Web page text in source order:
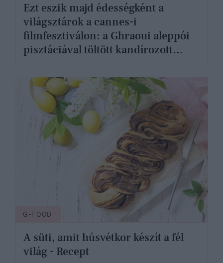
Ezt eszik majd édességként a
világsztárok a cannes-i
filmfesztiválon: a Ghraoui aleppói
pisztáciával töltött kandírozott
G-FOOD
A süti, amit húsvétkor készít a fél
világ - Recept